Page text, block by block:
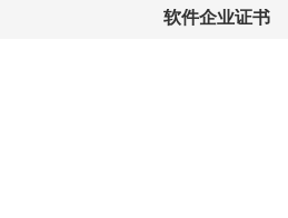
软件企业证书